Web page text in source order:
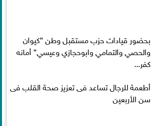
بحضور قيادات حزب مستقبل وطن ”كيوان
والحصي والتمامي وابوحجازي وعيسي” أمانه
كفر...
أطعمة للرجال تساعد فى تعزيز صحة القلب فى
سن الأربعين